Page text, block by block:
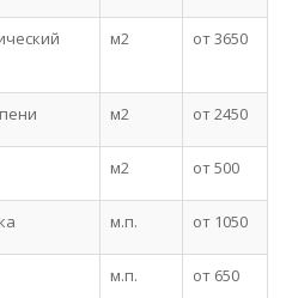
м2 от 3650
м2 от 2450
м2 от 500
м.п. от 1050
м.п. от 650